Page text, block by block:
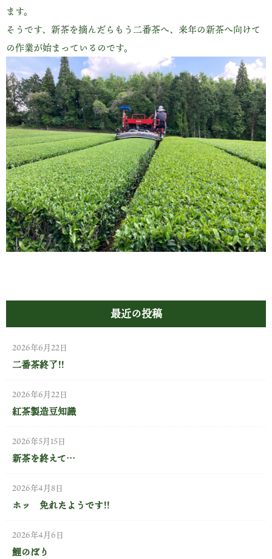
ます。
そうです、新茶を摘んだらもう二番茶へ、来年の新茶へ向けて
の作業が始まっているのです。
最近の投稿
二番茶終了!!
2026年6月22日
紅茶製造豆知識
2026年6月22日
新茶を終えて…
2026年5月15日
ホッ 免れたようです!!
2026年4月8日
鯉のぼり
2026年4月6日